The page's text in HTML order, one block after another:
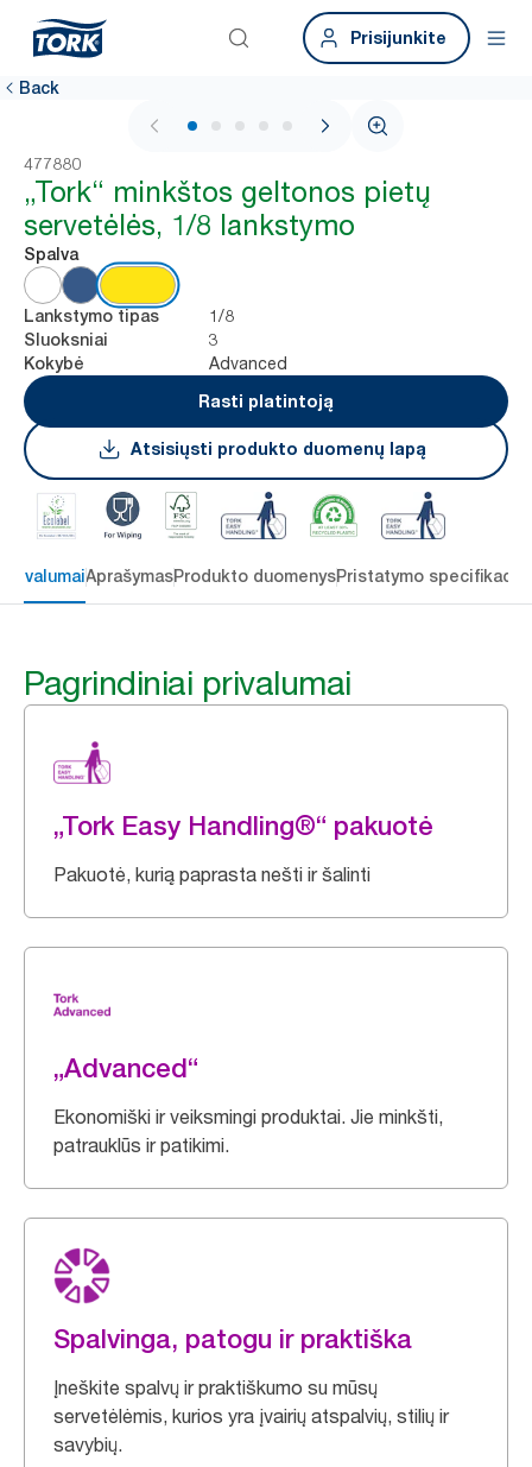
Prisijunkite
Back
1 / 6
477880
„Tork“ minkštos geltonos pietų
servetėlės, 1/8 lankstymo
Spalva
Lankstymo tipas 1/8
Sluoksniai 3
Kokybė
Advanced
Rasti platintoją
Atsisiųsti produkto duomenų lapą
AprašymasProdukto duomenysPristatymo
Pagrindiniai privalumai
„Tork Easy Handling®“ pakuotė
Pakuotė, kurią paprasta nešti ir šalinti
„Advanced“
Ekonomiški ir veiksmingi produktai. Jie minkšti,
patrauklūs ir patikimi.
Spalvinga, patogu ir praktiška
Įneškite spalvų ir praktiškumo su mūsų
servetėlėmis, kurios yra įvairių atspalvių, stilių ir
savybių.